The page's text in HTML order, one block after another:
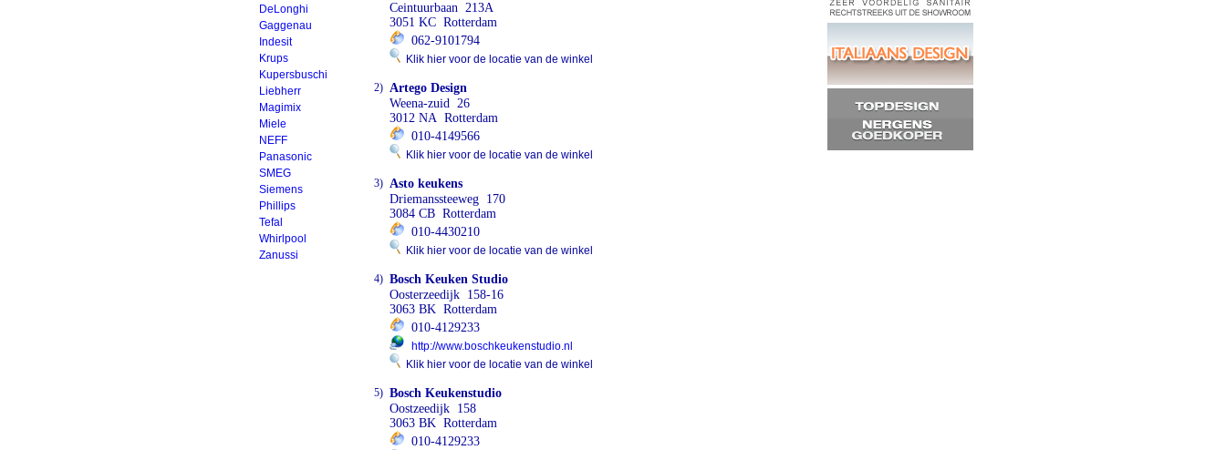
DeLonghi
Gaggenau
Indesit
Krups
Kupersbuschi
Liebherr
Magimix
Miele
NEFF
Panasonic
SMEG
Siemens
Phillips
Tefal
Whirlpool
Zanussi
Ceintuurbaan 213A
3051 KC Rotterdam
062-9101794
Klik hier voor de locatie van de winkel
2) Artego Design
Weena-zuid 26
3012 NA Rotterdam
010-4149566
Klik hier voor de locatie van de winkel
3) Asto keukens
Driemanssteeweg 170
3084 CB Rotterdam
010-4430210
Klik hier voor de locatie van de winkel
4) Bosch Keuken Studio
Oosterzeedijk 158-16
3063 BK Rotterdam
010-4129233
http://www.boschkeukenstudio.nl
Klik hier voor de locatie van de winkel
5) Bosch Keukenstudio
Oostzeedijk 158
3063 BK Rotterdam
010-4129233